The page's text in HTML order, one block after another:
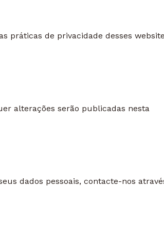
práticas de privacidade desses
alterações serão publicadas nesta
dados pessoais, contacte-nos